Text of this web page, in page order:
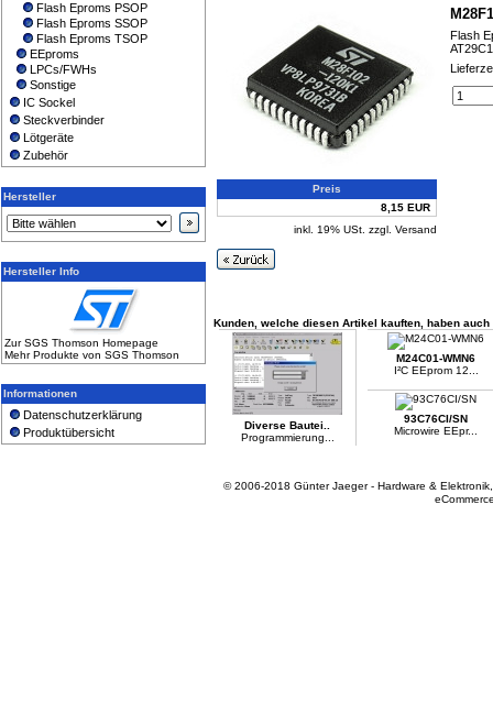
Flash Eproms PSOP
Flash Eproms SSOP
Flash Eproms TSOP
EEproms
LPCs/FWHs
Sonstige
IC Sockel
Steckverbinder
Lötgeräte
Zubehör
Hersteller
Hersteller Info
Zur SGS Thomson Homepage
Mehr Produkte von SGS Thomson
Informationen
Datenschutzerklärung
Produktübersicht
Preis
8,15 EUR
inkl. 19% USt. zzgl. Versand
Flash
Kunden, welche diesen Artikel kauften, haben
Diverse Bautei..
Programmierung...
M24C01-WMN6
I²C EEprom 12...
93C76CI/SN
Microwire EEpr...
© 2006-2018 Günter Jaeger - Hardware &